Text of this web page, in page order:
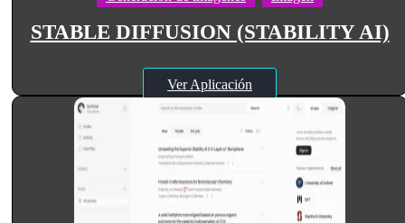
STABLE DIFFUSION (STABILITY AI)
Ver Aplicación